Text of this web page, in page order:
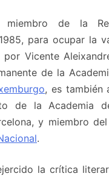
miembro de la
para ocupar la
por Vicente
de la
, es también
de la Academia
y miembro
.
la crítica